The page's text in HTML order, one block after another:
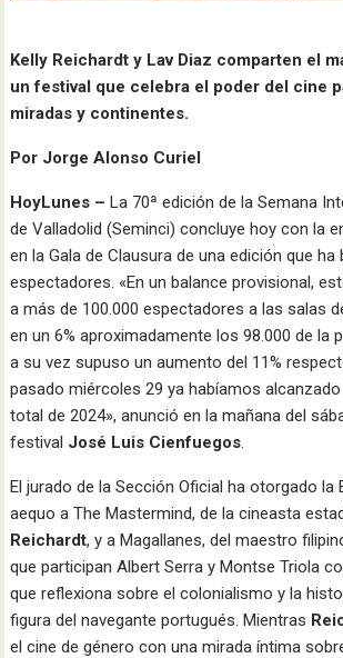
Kelly Reichardt y Lav Diaz comparten el
un festival que celebra el poder del cine
miradas y continentes.
Por Jorge Alonso Curiel
HoyLunes –La 70ª edición de la Semana
de Valladolid (Seminci) concluye hoy con la
en la Gala de Clausura de una edición que
espectadores. «En un balance provisional,
a más de 100.000 espectadores a las salas
en un 6% aproximadamente los 98.000 de la
a su vez supuso un aumento del 11%
pasado miércoles 29 ya habíamos
total de 2024», anunció en la mañana del
festival José Luis Cienfuegos.
El jurado de la Sección Oficial ha otorgado la
aequo a The Mastermind, de la cineasta
Reichardt, y a Magallanes, del maestro
que participan Albert Serra y Montse Triola
que reflexiona sobre el colonialismo y la
figura del navegante portugués. Mientras
el cine de género con una mirada íntima